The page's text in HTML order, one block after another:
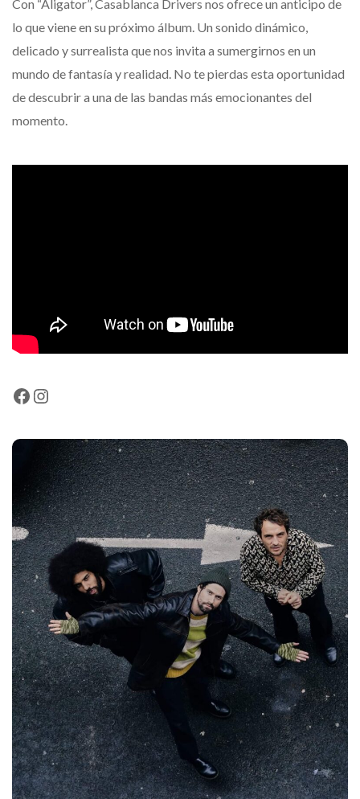
Con “Aligator”, Casablanca Drivers nos ofrece un anticipo de
lo que viene en su próximo álbum. Un sonido dinámico,
delicado y surrealista que nos invita a sumergirnos en un
mundo de fantasía y realidad. No te pierdas esta oportunidad
de descubrir a una de las bandas más emocionantes del
momento.
Facebook
Instagram